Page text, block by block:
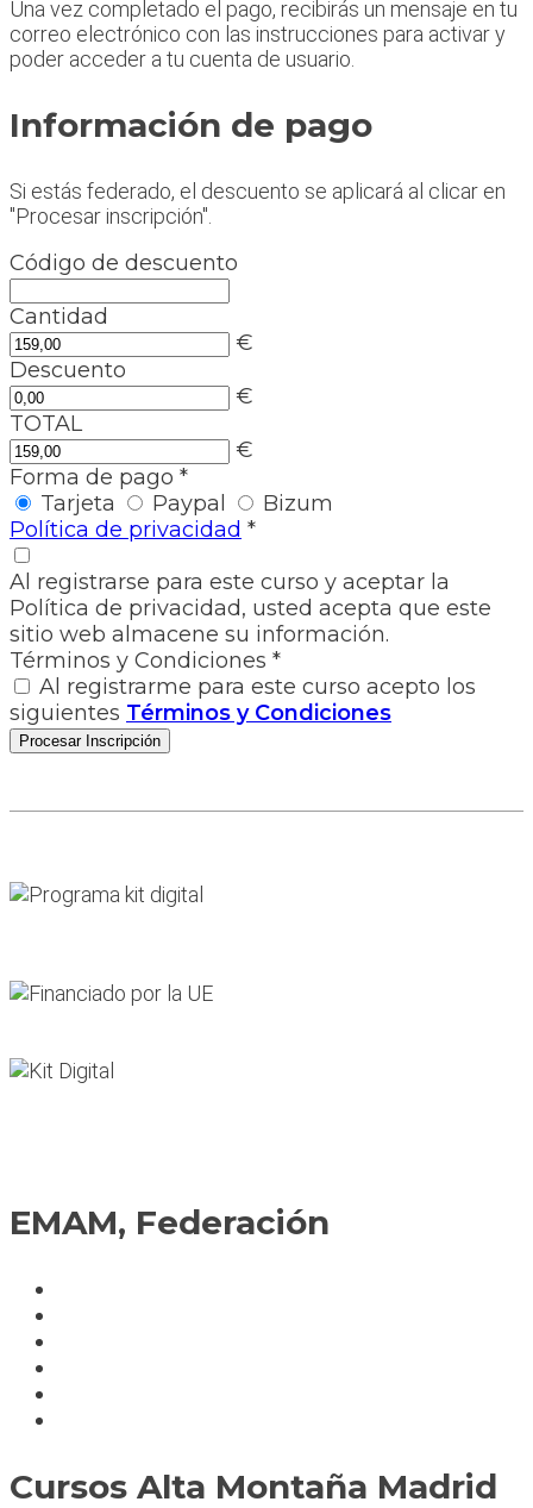
Una vez completado el pago, recibirás un mensaje en tu
correo electrónico con las instrucciones para activar y
poder acceder a tu cuenta de usuario.
Información de pago
Si estás federado, el descuento se aplicará al clicar en
"Procesar inscripción".
Código de descuento
Cantidad
€
Descuento
€
TOTAL
€
Forma de pago *
Tarjeta
Paypal
Bizum
Política de privacidad *
Al registrarse para este curso y aceptar la
Política de privacidad, usted acepta que este
sitio web almacene su información.
Términos y Condiciones *
Al registrarme para este curso acepto los
siguientes Términos y Condiciones
EMAM, Federación
Cursos Alta Montaña Madrid